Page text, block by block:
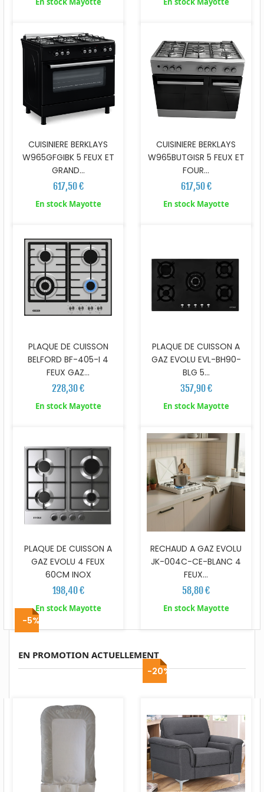
CUISINIERE BERKLAYS
W965GFGIBK 5 FEUX ET
GRAND...
617,50 €
En stock Mayotte
CUISINIERE BERKLAYS
W965BUTGISR 5 FEUX ET
FOUR...
617,50 €
En stock Mayotte
PLAQUE DE CUISSON
BELFORD BF-405-I 4
FEUX GAZ...
228,30 €
En stock Mayotte
PLAQUE DE CUISSON A
GAZ EVOLU EVL-BH90-
BLG 5...
357,90 €
En stock Mayotte
PLAQUE DE CUISSON A
GAZ EVOLU 4 FEUX
60CM INOX
198,40 €
En stock Mayotte
RECHAUD A GAZ EVOLU
JK-004C-CE-BLANC 4
FEUX...
58,80 €
En stock Mayotte
EN PROMOTION ACTUELLEMENT
-5%
-20%